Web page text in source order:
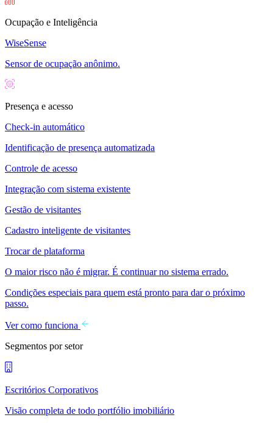
Ocupação e Inteligência
WiseSense
Sensor de ocupação anônimo.
Presença e acesso
Check-in automático
Identificação de presença automatizada
Controle de acesso
Integração com sistema existente
Gestão de visitantes
Cadastro inteligente de visitantes
Trocar de plataforma
O maior risco não é migrar. É continuar no sistema errado.
Condições especiais para quem está pronto para dar o próximo
passo.
Ver como funciona
Segmentos por setor
Escritórios Corporativos
Visão completa de todo portfólio imobiliário